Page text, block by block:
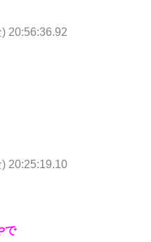
20:56:36.92
20:25:19.10
で